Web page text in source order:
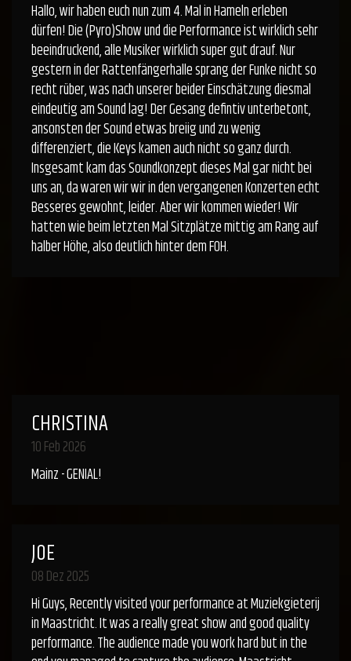
Hallo, wir haben euch nun zum 4. Mal in Hameln erleben
dürfen! Die (Pyro)Show und die Performance ist wirklich sehr
beeindruckend, alle Musiker wirklich super gut drauf. Nur
gestern in der Rattenfängerhalle sprang der Funke nicht so
recht rüber, was nach unserer beider Einschätzung diesmal
eindeutig am Sound lag! Der Gesang defintiv unterbetont,
ansonsten der Sound etwas breiig und zu wenig
differenziert, die Keys kamen auch nicht so ganz durch.
Insgesamt kam das Soundkonzept dieses Mal gar nicht bei
uns an, da waren wir wir in den vergangenen Konzerten echt
Besseres gewohnt, leider. Aber wir kommen wieder! Wir
hatten wie beim letzten Mal Sitzplätze mittig am Rang auf
halber Höhe, also deutlich hinter dem FOH.
CHRISTINA
10 Feb 2026
Mainz - GENIAL!
JOE
08 Dez 2025
Hi Guys, Recently visited your performance at Muziekgieterij
in Maastricht. It was a really great show and good quality
performance. The audience made you work hard but in the